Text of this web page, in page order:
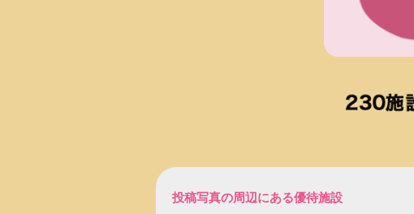
投稿写真の周辺にある優待施設